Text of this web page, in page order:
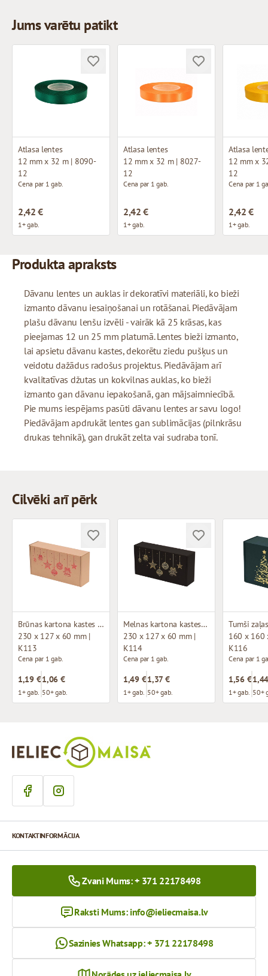
Jums varētu patikt
Atlasa lentes
12 mm x 32 m | 8090-
12
Cena par 1 gab.
2,42 €
1+ gab.
Atlasa lentes
12 mm x 32 m | 8027-
12
Cena par 1 gab.
2,42 €
1+ gab.
Atlasa
12 mm x
12
Cena par 1
2,42 €
1+ gab.
Produkta apraksts
Dāvanu lentes un auklas ir dekoratīvi materiāli, ko bieži
izmanto dāvanu iesaiņošanai un rotāšanai. Piedāvājam
plašu dāvanu lenšu izvēli - vairāk kā 25 krāsas, kas
pieejamas 12 un 25 mm platumā. Lentes bieži izmanto,
lai apsietu dāvanu kastes, dekorētu ziedu pušķus un
veidotu dažādus radošus projektus. Piedāvājam arī
kvalitatīvas džutas un kokvilnas auklas, ko bieži
izmanto gan dāvanu iepakošanā, gan mājsaimniecībā.
Pie mums iespējams pasūti dāvanu lentes ar savu logo!
Piedāvājam apdrukāt lentes gan sublimācijas (pilnkrāsu
drukas tehnikā), gan drukāt zelta vai sudraba tonī.
Cilvēki arī pērk
Brūnas kartona kastes ar Ziemassvētku dizainu (mikrogofras)
230 x 127 x 60 mm |
K113
Cena par 1 gab.
1,19 €
1+ gab.
1,06 €
50+ gab.
Melnas kartona kastes ar Ziemassvētku dizainu (mikrogofras)
230 x 127 x 60 mm |
K114
Cena par 1 gab.
1,49 €
1+ gab.
1,37 €
50+ gab.
160 x 160
K116
Cena par 1
1,56 €
1+ gab. 50+
KONTAKTINFORMĀCIJA
Zvani Mums: + 371 22178498
Raksti Mums: info@ieliecmaisa.lv
Sazinies Whatsapp: + 371 22178498